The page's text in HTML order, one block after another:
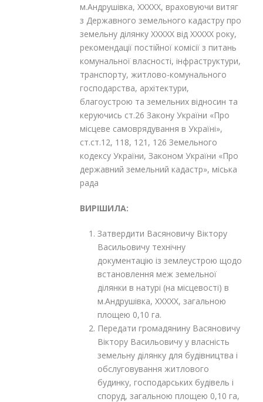
м.Андрушівка, XXXXX, враховуючи витяг
з Державного земельного кадастру про
земельну ділянку XXXXX від XXXXX року,
рекомендації постійної комісії з питань
комунальної власності, інфраструктури,
транспорту, житлово-комунального
господарства, архітектури,
благоустрою та земельних відносин та
керуючись ст.26 Закону України «Про
місцеве самоврядування в Україні»,
ст.ст.12, 118, 121, 126 Земельного
кодексу України, Законом України «Про
державний земельний кадастр», міська
рада
ВИРІШИЛА:
Затвердити Васяновичу Віктору
Васильовичу технічну
документацію із землеустрою щодо
встановлення меж земельної
ділянки в натурі (на місцевості) в
м.Андрушівка, XXXXX, загальною
площею 0,10 га.
Передати громадянину Васяновичу
Віктору Васильовичу у власність
земельну ділянку для будівництва і
обслуговування житлового
будинку, господарських будівель і
споруд, загальною площею 0,10 га,